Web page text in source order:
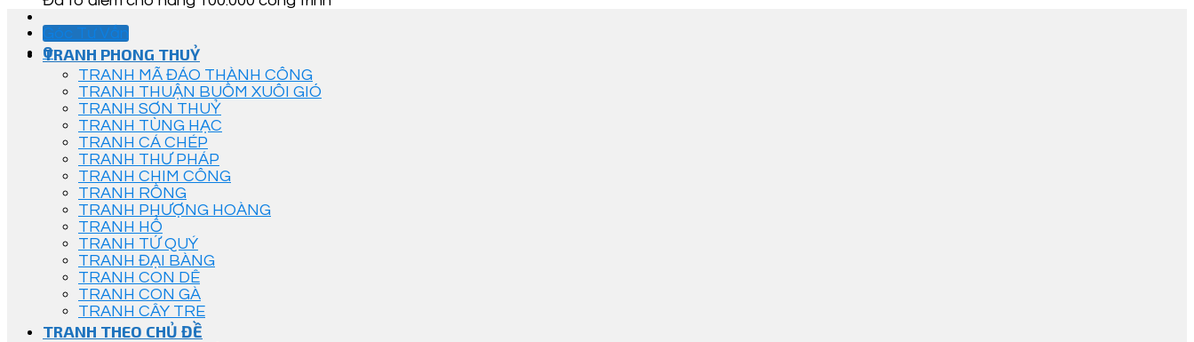
Góc Tư Vấn
0
TRANH PHONG THUỶ
TRANH MÃ ĐÁO THÀNH CÔNG
TRANH THUẬN BUỒM XUÔI GIÓ
TRANH SƠN THUỶ
TRANH TÙNG HẠC
TRANH CÁ CHÉP
TRANH THƯ PHÁP
TRANH CHIM CÔNG
TRANH RỒNG
TRANH PHƯỢNG HOÀNG
TRANH HỔ
TRANH TỨ QUÝ
TRANH ĐẠI BÀNG
TRANH CON DÊ
TRANH CON GÀ
TRANH CÂY TRE
TRANH THEO CHỦ ĐỀ